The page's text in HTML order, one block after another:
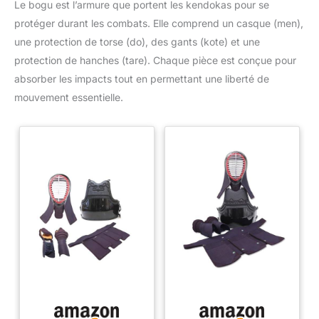
unique sur le bokken confère non seulement à l'arme une
courage et la supériorité dans les arts martiaux.
Le bogu est l’armure que portent les kendokas pour se
protéger durant les combats. Elle comprend un casque (men),
une protection de torse (do), des gants (kote) et une
protection de hanches (tare). Chaque pièce est conçue pour
absorber les impacts tout en permettant une liberté de
mouvement essentielle.